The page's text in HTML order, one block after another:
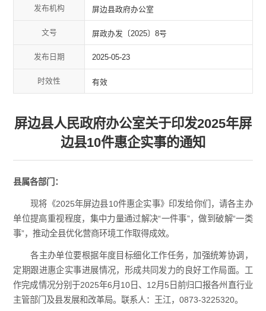
发布机构 屏边县政府办公室
文号 屏政办发〔2025〕8号
发布日期 2025-05-23
时效性 有效
屏边县人民政府办公室关于印发2025年屏
边县10件惠企实事的通知
县属各部门：
现将《2025年屏边县10件惠企实事》印发给你们，请各主办
单位提高重视程度，集中力量通过解决“一件事”，做到破解“一类
事”，推动全县优化营商环境工作取得成效。
各主办单位要根据年度目标细化工作任务，加强统筹协调，
定期跟进惠企实事进展情况，形成共同发力的良好工作局面。工
作完成情况分别于2025年6月10日、12月5日前归口报各州直行业
主管部门及县发展和改革局。联系人：王江，0873-3225320。